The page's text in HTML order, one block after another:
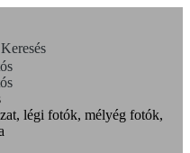
Keresés
légi fotók, mélyég fotók,